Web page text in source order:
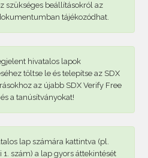
szükséges beállításokról az
tájékozódhat.
hivatalos lapok
töltse le és telepítse az SDX
az újabb SDX Verify Free
a tanúsítványokat!
lap számára kattintva (pl.
1. szám) a lap gyors áttekintését